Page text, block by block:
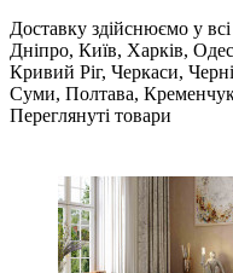
Доставку здійснюємо у
Дніпро, Київ, Харків,
Кривий Ріг, Черкаси,
Суми, Полтава,
Переглянуті товари